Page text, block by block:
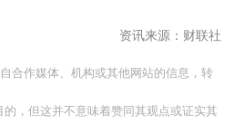
资讯来源：财联社
合作媒体、机构或其他网站的信息，转
，但这并不意味着赞同其观点或证实其